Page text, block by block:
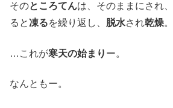
そのところてんは、そのままにされ
ると凍るを繰り返し、 脱水され乾燥。
…これが寒天の始まり ー。
なんともー。